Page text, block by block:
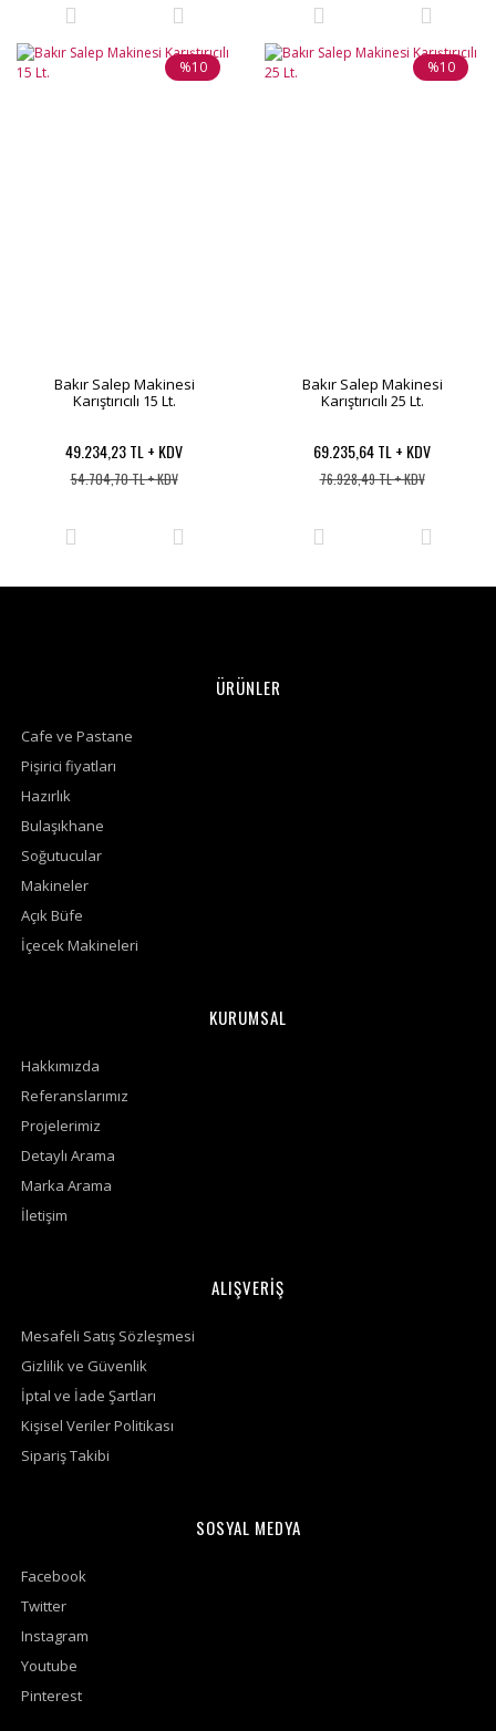
%10
Bakır Salep Makinesi
Karıştırıcılı 15 Lt.
49.234,23 TL + KDV
54.704,70 TL + KDV
%10
Bakır Salep Makinesi
Karıştırıcılı 25 Lt.
69.235,64 TL + KDV
76.928,49 TL + KDV
ÜRÜNLER
Cafe ve Pastane
Pişirici fiyatları
Hazırlık
Bulaşıkhane
Soğutucular
Makineler
Açık Büfe
İçecek Makineleri
KURUMSAL
Hakkımızda
Referanslarımız
Projelerimiz
Detaylı Arama
Marka Arama
İletişim
ALIŞVERİŞ
Mesafeli Satış Sözleşmesi
Gizlilik ve Güvenlik
İptal ve İade Şartları
Kişisel Veriler Politikası
Sipariş Takibi
SOSYAL MEDYA
Facebook
Twitter
Instagram
Youtube
Pinterest